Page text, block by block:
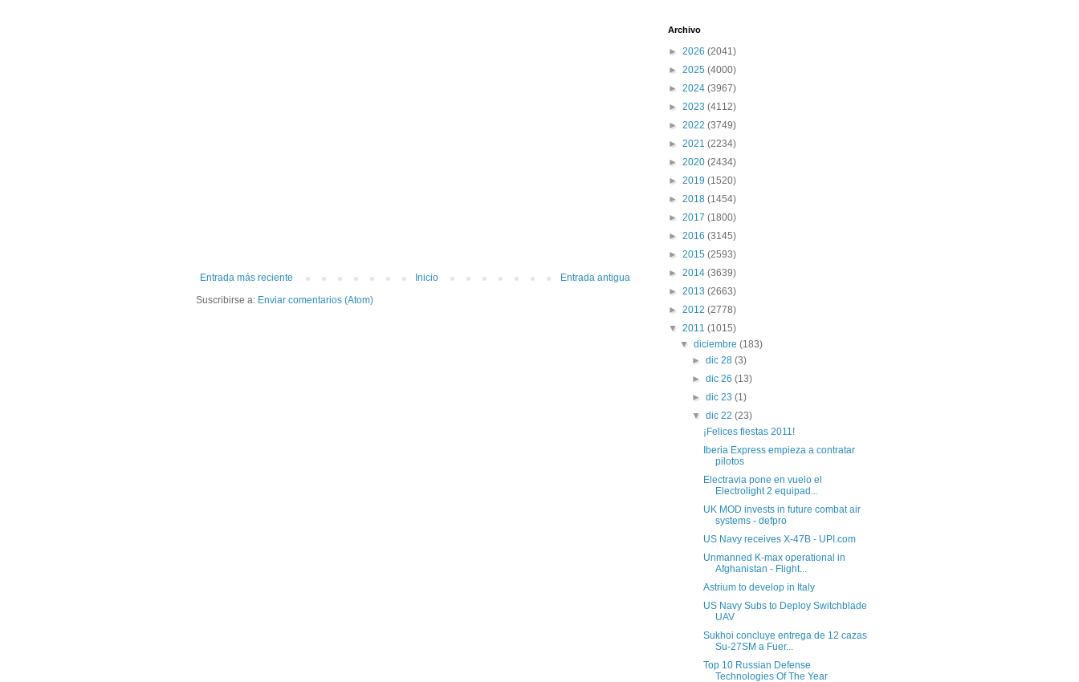
Entrada más reciente Entrada antigua
Inicio
Suscribirse a: Enviar comentarios (Atom)
Archivo
► 2026 (2041)
► 2025 (4000)
► 2024 (3967)
► 2023 (4112)
► 2022 (3749)
► 2021 (2234)
► 2020 (2434)
► 2019 (1520)
► 2018 (1454)
► 2017 (1800)
► 2016 (3145)
► 2015 (2593)
► 2014 (3639)
► 2013 (2663)
► 2012 (2778)
▼ 2011 (1015)
▼diciembre(183)
► dic 28 (3)
► dic 26 (13)
► dic 23 (1)
▼ dic 22 (23)
¡Felices fiestas 2011!
Iberia Express empieza a contratar
pilotos
Electravia pone en vuelo el
Electrolight 2 equipad...
UK MOD invests in future combat air
systems - defpro
US Navy receives X-47B - UPI.com
Unmanned K-max operational in
Afghanistan - Flight...
Astrium to develop in Italy
US Navy Subs to Deploy Switchblade
UAV
Sukhoi concluye entrega de 12 cazas
Su-27SM a Fuer...
Top 10 Russian Defense
Technologies Of The Year